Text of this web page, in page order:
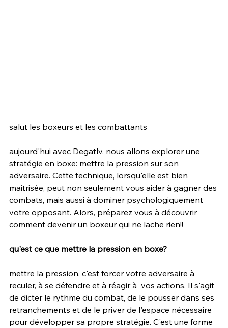
salut les boxeurs et les combattants
aujourd'hui avec Degatlv, nous allons explorer une
stratégie en boxe: mettre la pression sur son
adversaire. Cette technique, lorsqu'elle est bien
maitrisée, peut non seulement vous aider à gagner des
combats, mais aussi à dominer psychologiquement
votre opposant. Alors, préparez vous à découvrir
comment devenir un boxeur qui ne lache rien!!
qu'est ce que mettre la pression en boxe?
mettre la pression, c'est forcer votre adversaire à
reculer, à se défendre et à réagir à  vos actions. Il s'agit
de dicter le rythme du combat, de le pousser dans ses
retranchements et de le priver de l'espace nécessaire
pour développer sa propre stratégie. C'est une forme